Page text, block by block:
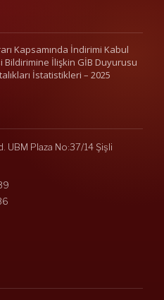
Kapsamında İndirimi Kabul
Bildirimine İlişkin GİB Duyurusu
İstatistikleri – 2025
UBM Plaza No:37/14 Şişli